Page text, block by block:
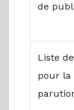
de
Liste
pour la